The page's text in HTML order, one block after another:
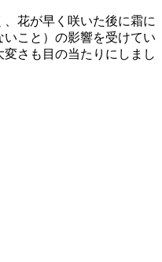
花が早く咲いた後に霜に
こと）の影響を受けてい
さも目の当たりにしまし